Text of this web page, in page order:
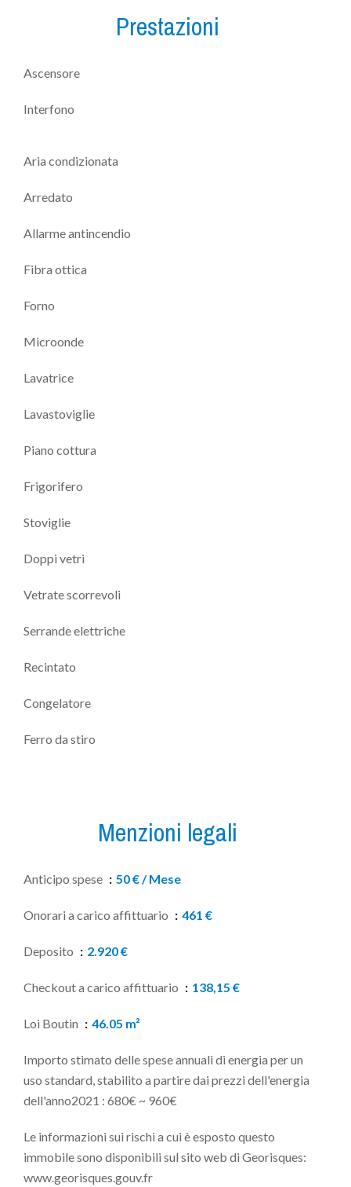
Prestazioni
Ascensore
Interfono
Aria condizionata
Arredato
Allarme antincendio
Fibra ottica
Forno
Microonde
Lavatrice
Lavastoviglie
Piano cottura
Frigorifero
Stoviglie
Doppi vetri
Vetrate scorrevoli
Serrande elettriche
Recintato
Congelatore
Ferro da stiro
Menzioni legali
Anticipo spese 50 € / Mese
Onorari a carico affittuario 461 €
Deposito 2.920 €
Checkout a carico affittuario 138,15 €
Loi Boutin 46.05 m²
Importo stimato delle spese annuali di energia per un
uso standard, stabilito a partire dai prezzi dell'energia
dell'anno2021 : 680€ ~ 960€
Le informazioni sui rischi a cui è esposto questo
immobile sono disponibili sul sito web di Georisques:
www.georisques.gouv.fr